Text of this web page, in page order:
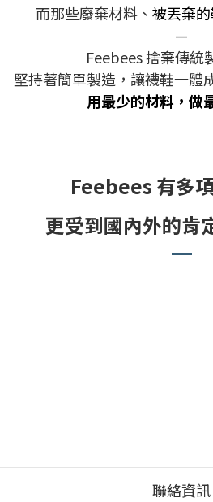
而那些廢棄材料、 被丟棄
—
Feebees 捨棄傳統
堅持著簡單製造，讓襪鞋一體
用最少的材料，做
Feebees 有多
更受到國內外的肯
聯絡資訊